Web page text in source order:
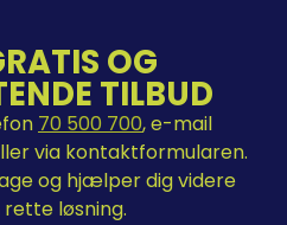
OG
TILBUD
70 500 700, e-mail
via kontaktformularen.
og hjælper dig videre
løsning.